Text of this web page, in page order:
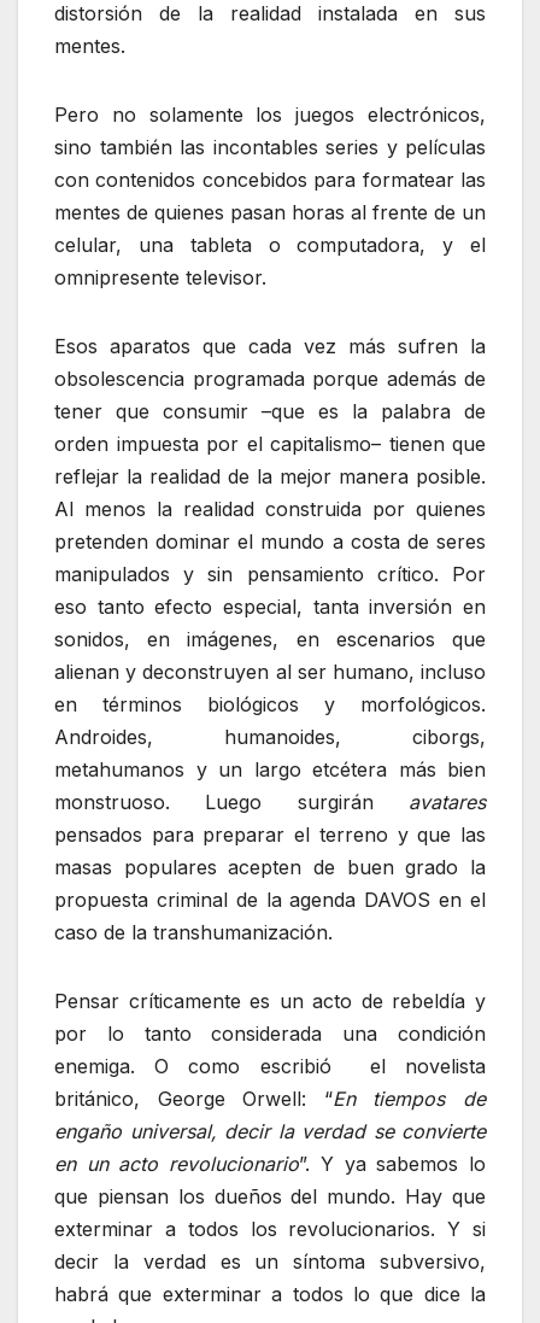
distorsión de la realidad instalada en sus
mentes.
Pero no solamente los juegos electrónicos,
sino también las incontables series y películas
con contenidos concebidos para formatear las
mentes de quienes pasan horas al frente de un
celular, una tableta o computadora, y el
omnipresente televisor.
Esos aparatos que cada vez más sufren la
obsolescencia programada porque además de
tener que consumir –que es la palabra de
orden impuesta por el capitalismo– tienen que
reflejar la realidad de la mejor manera posible.
Al menos la realidad construida por quienes
pretenden dominar el mundo a costa de seres
manipulados y sin pensamiento crítico. Por
eso tanto efecto especial, tanta inversión en
sonidos, en imágenes, en escenarios que
alienan y deconstruyen al ser humano, incluso
en términos biológicos y morfológicos.
Androides, humanoides, ciborgs,
metahumanos y un largo etcétera más bien
monstruoso. Luego surgirán avatares
pensados para preparar el terreno y que las
masas populares acepten de buen grado la
propuesta criminal de la agenda DAVOS en el
caso de la transhumanización.
Pensar críticamente es un acto de rebeldía y
por lo tanto considerada una condición
enemiga. O como escribió el novelista
británico, George Orwell: “En tiempos de
engaño universal, decir la verdad se convierte
en un acto revolucionario”. Y ya sabemos lo
que piensan los dueños del mundo. Hay que
exterminar a todos los revolucionarios. Y si
decir la verdad es un síntoma subversivo,
habrá que exterminar a todos lo que dice la